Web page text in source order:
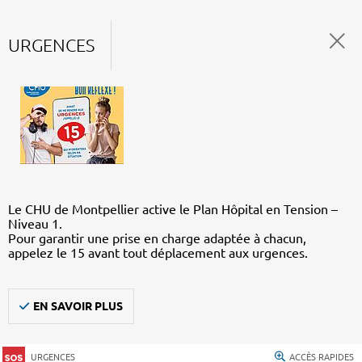
URGENCES
Le CHU de Montpellier active le Plan Hôpital en Tension –
Niveau 1.
Pour garantir une prise en charge adaptée à chacun,
appelez le 15 avant tout déplacement aux urgences.
EN SAVOIR PLUS
URGENCES ACCÈS RAPIDES